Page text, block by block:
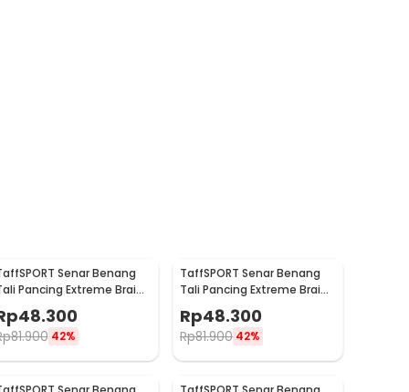
Senar Benang
Pancing Extreme Braid
5.0 500M - FM-PEL
48.300
81.900 42%
TaffSPORT Senar Benang
Tali Pancing Extreme Braid
3.0 500M - FM-PEL
Rp48.300
Rp81.900 42%